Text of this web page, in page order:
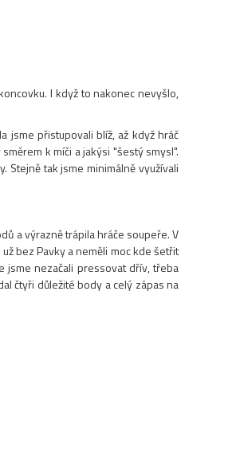
I když to nakonec nevyšlo,
jsme přistupovali blíž, až když hráč
k míči a jakýsi "šestý smysl".
Stejně tak jsme minimálně využívali
a výrazně trápila hráče soupeře. V
bez Pavky a neměli moc kde šetřit
jsme nezačali pressovat dřív, třeba
čtyři důležité body a celý zápas na